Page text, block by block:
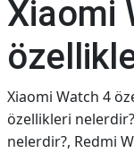
Xiaomi
Xiaomi Watch 4
özellikleri
nelerdir?, Redmi